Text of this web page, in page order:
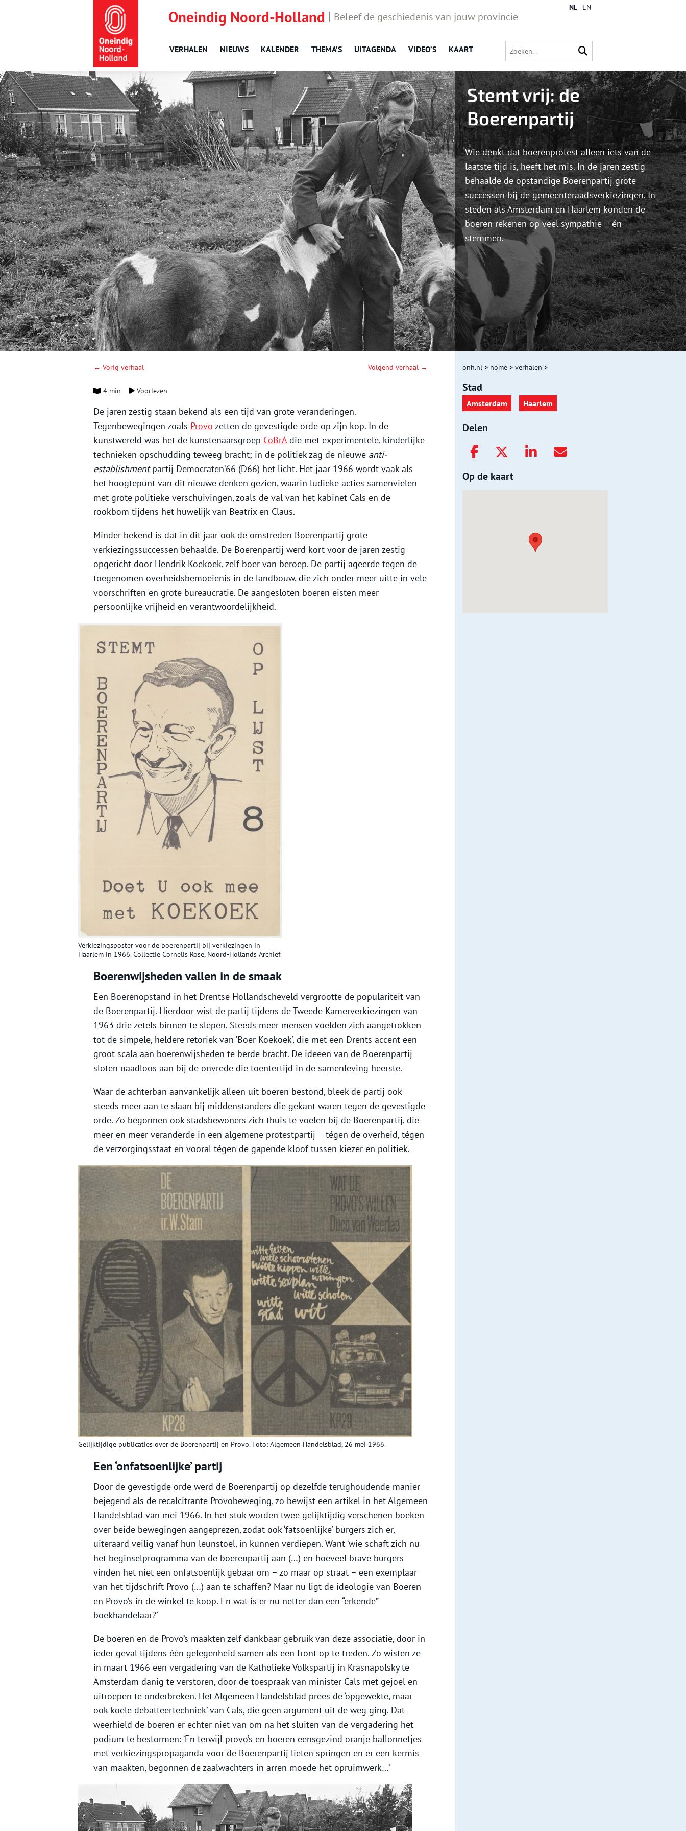
Oneindig Noord-Holland Beleef de geschiedenis van jouw provincie
VERHALEN NIEUWS KALENDER THEMA’S UITAGENDA VIDEO’S KAART
NL EN
Stemt vrij: de
Boerenpartij
Wie denkt dat boerenprotest alleen iets van de
laatste tijd is, heeft het mis. In de jaren zestig
behaalde de opstandige Boerenpartij grote
successen bij de gemeenteraadsverkiezingen. In
steden als Amsterdam en Haarlem konden de
boeren rekenen op veel sympathie – én
stemmen.
← Vorig verhaal Volgend verhaal →
4 min Voorlezen
De jaren zestig staan bekend als een tijd van grote veranderingen.
Tegenbewegingen zoals Provo zetten de gevestigde orde op zijn kop. In de
kunstwereld was het de kunstenaarsgroep CoBrAdie met experimentele, kinderlijke
technieken opschudding teweeg bracht; in de politiek zag de nieuwe anti-
establishmentpartij Democraten’66 (D66) het licht. Het jaar 1966 wordt vaak als
het hoogtepunt van dit nieuwe denken gezien, waarin ludieke acties samenvielen
met grote politieke verschuivingen, zoals de val van het kabinet-Cals en de
rookbom tijdens het huwelijk van Beatrix en Claus.
Minder bekend is dat in dit jaar ook de omstreden Boerenpartij grote
verkiezingssuccessen behaalde. De Boerenpartij werd kort voor de jaren zestig
opgericht door Hendrik Koekoek, zelf boer van beroep. De partij ageerde tegen de
toegenomen overheidsbemoeienis in de landbouw, die zich onder meer uitte in vele
voorschriften en grote bureaucratie. De aangesloten boeren eisten meer
persoonlijke vrijheid en verantwoordelijkheid.
Verkiezingsposter voor de boerenpartij bij verkiezingen in
Haarlem in 1966. Collectie Cornelis Rose, Noord-Hollands Archief.
Boerenwijsheden vallen in de smaak
Een Boerenopstand in het Drentse Hollandscheveld vergrootte de populariteit van
de Boerenpartij. Hierdoor wist de partij tijdens de Tweede Kamerverkiezingen van
1963 drie zetels binnen te slepen. Steeds meer mensen voelden zich aangetrokken
tot de simpele, heldere retoriek van ‘Boer Koekoek’, die met een Drents accent een
groot scala aan boerenwijsheden te berde bracht. De ideeën van de Boerenpartij
sloten naadloos aan bij de onvrede die toentertijd in de samenleving heerste.
Waar de achterban aanvankelijk alleen uit boeren bestond, bleek de partij ook
steeds meer aan te slaan bij middenstanders die gekant waren tegen de gevestigde
orde. Zo begonnen ook stadsbewoners zich thuis te voelen bij de Boerenpartij, die
meer en meer veranderde in een algemene protestpartij – tégen de overheid, tégen
de verzorgingsstaat en vooral tégen de gapende kloof tussen kiezer en politiek.
Gelijktijdige publicaties over de Boerenpartij en Provo. Foto: Algemeen Handelsblad, 26 mei 1966.
Een ‘onfatsoenlijke’ partij
Door de gevestigde orde werd de Boerenpartij op dezelfde terughoudende manier
bejegend als de recalcitrante Provobeweging, zo bewijst een artikel in het Algemeen
Handelsblad van mei 1966. In het stuk worden twee gelijktijdig verschenen boeken
over beide bewegingen aangeprezen, zodat ook ‘fatsoenlijke’ burgers zich er,
uiteraard veilig vanaf hun leunstoel, in kunnen verdiepen. Want ‘wie schaft zich nu
het beginselprogramma van de boerenpartij aan (…) en hoeveel brave burgers
vinden het niet een onfatsoenlijk gebaar om – zo maar op straat – een exemplaar
van het tijdschrift Provo (…) aan te schaffen? Maar nu ligt de ideologie van Boeren
en Provo’s in de winkel te koop. En wat is er nu netter dan een “erkende”
boekhandelaar?’
De boeren en de Provo’s maakten zelf dankbaar gebruik van deze associatie, door in
ieder geval tijdens één gelegenheid samen als een front op te treden. Zo wisten ze
in maart 1966 een vergadering van de Katholieke Volkspartij in Krasnapolsky te
Amsterdam danig te verstoren, door de toespraak van minister Cals met gejoel en
uitroepen te onderbreken. Het Algemeen Handelsblad prees de ‘opgewekte, maar
ook koele debatteertechniek’ van Cals, die geen argument uit de weg ging. Dat
weerhield de boeren er echter niet van om na het sluiten van de vergadering het
podium te bestormen: ‘En terwijl provo’s en boeren eensgezind oranje ballonnetjes
met verkiezingspropaganda voor de Boerenpartij lieten springen en er een kermis
van maakten, begonnen de zaalwachters in arren moede het opruimwerk…’
onh.nl > home > verhalen >
Stad
Amsterdam Haarlem
Delen
Op de kaart